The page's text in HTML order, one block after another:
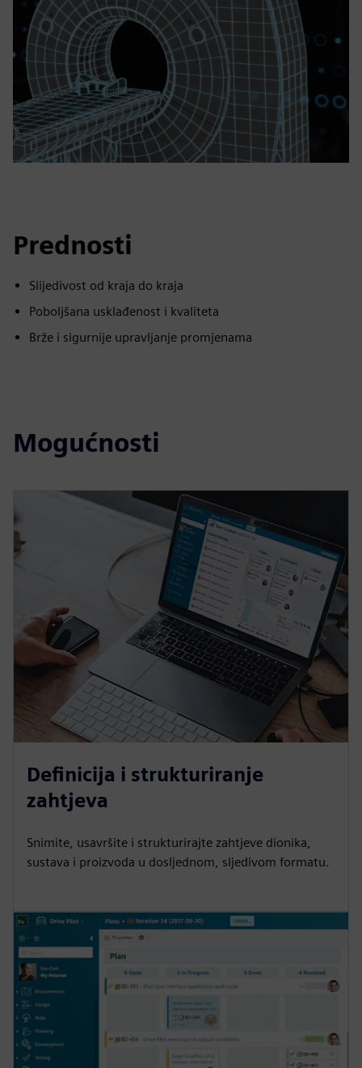
Prednosti
Slijedivost od kraja do kraja
Poboljšana usklađenost i kvaliteta
Brže i sigurnije upravljanje promjenama
Mogućnosti
Definicija i strukturiranje
zahtjeva
Snimite, usavršite i strukturirajte zahtjeve dionika,
sustava i proizvoda u dosljednom, sljedivom formatu.